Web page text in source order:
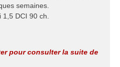
semaines.
DCI 90 ch.
pour consulter la suite de